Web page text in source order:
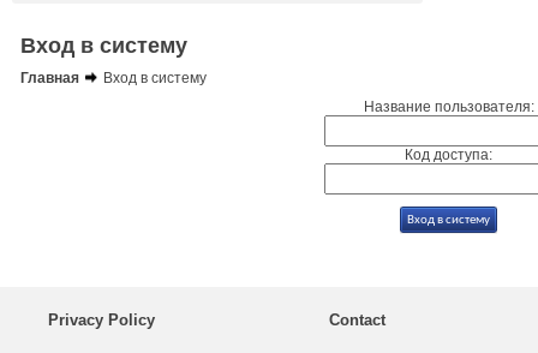
Вход в систему
Главная
Вход в систему
Название пользователя:
Код доступа:
Privacy Policy Contact